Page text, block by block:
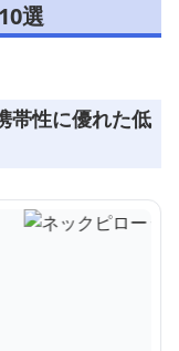
選
帯性に優れた低